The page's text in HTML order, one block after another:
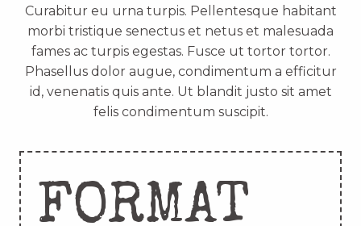
Curabitur eu urna turpis. Pellentesque habitant
morbi tristique senectus et netus et malesuada
fames ac turpis egestas. Fusce ut tortor tortor.
Phasellus dolor augue, condimentum a efficitur
id, venenatis quis ante. Ut blandit justo sit amet
felis condimentum suscipit.
FORMAT